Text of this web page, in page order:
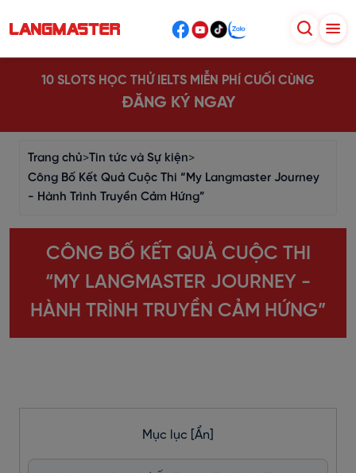
10 SLOTS HỌC THỬ IELTS MIỄN PHÍ CUỐI CÙNG
ĐĂNG KÝ NGAY
Trang chủ>Tin tức và Sự kiện>
Công Bố Kết Quả Cuộc Thi “My Langmaster Journey
- Hành Trình Truyền Cảm Hứng”
CÔNG BỐ KẾT QUẢ CUỘC THI
“MY LANGMASTER JOURNEY -
HÀNH TRÌNH TRUYỀN CẢM HỨNG”
Mục lục [Ẩn]